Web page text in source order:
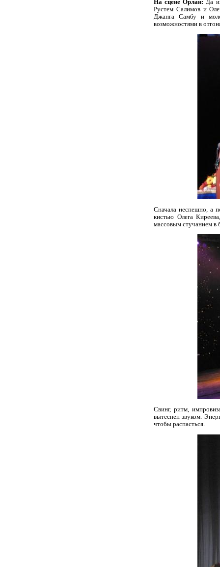
На сцене Орлан:Да
Рустем Салимов и
Джанга Самбу и
возможностями в
Сначала неспешно, а
кистью Олега
массовым стучанием в
Свинг, ритм,
вытеснен звуком.
чтобы распасться.